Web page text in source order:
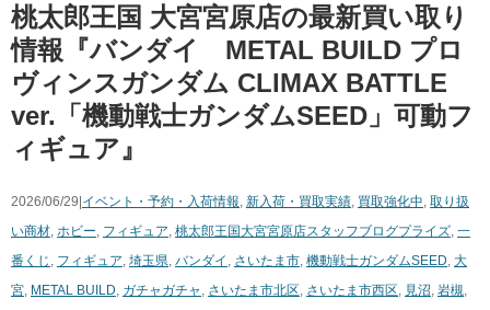
桃太郎王国 大宮宮原店の最新買い取り
情報『バンダイ METAL BUILD プロ
ヴィンスガンダム CLIMAX BATTLE
ver.「機動戦士ガンダムSEED」可動フ
ィギュア』
2026/06/29| イベント・予約・入荷情報, 新入荷・買取実績, 買取強化中, 取り扱
い商材, ホビー, フィギュア, 桃太郎王国大宮宮原店スタッフブログプライズ, 一
番くじ , フィギュア, 埼玉県, バンダイ , さいたま市, 機動戦士ガンダムSEED, 大
宮, METAL BUILD, ガチャガチャ , さいたま市北区, さいたま市西区, 見沼, 岩槻,